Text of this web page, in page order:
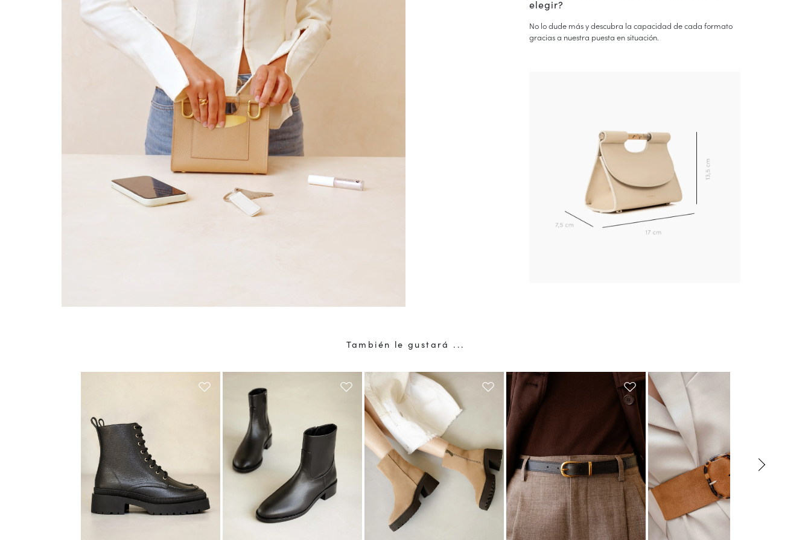
elegir?
No lo dude más y descubra la capacidad de cada formato
gracias a nuestra puesta en situación.
También le gustará ...
(*) No se aplica a productos con descuento.
Válido solo en el país de envío actual (
Más información sobre gestión de sus datos y derechos